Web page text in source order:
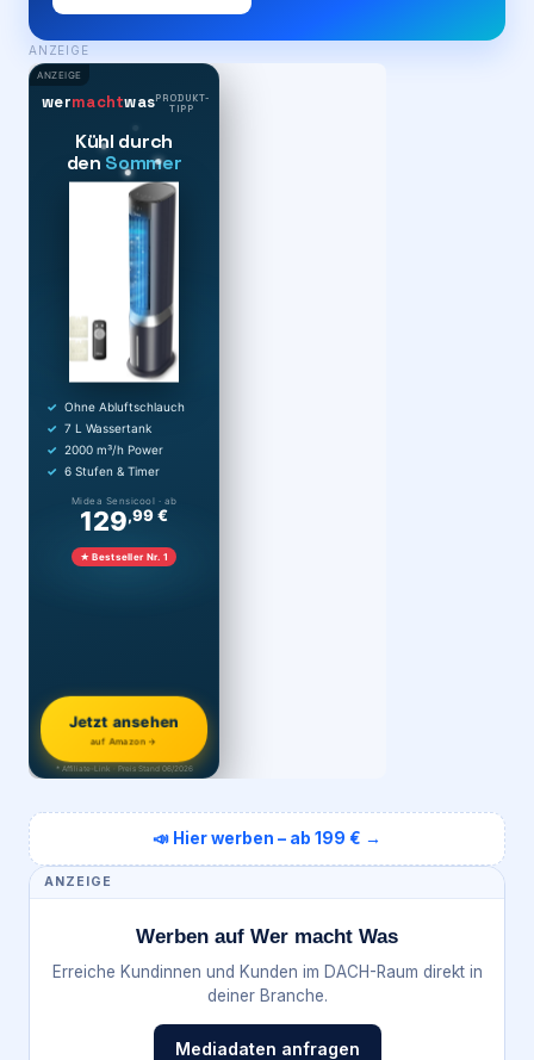
ANZEIGE
ANZEIGE
wermachtwasPRODUKT-
TIPP
Kühl durch
den Sommer
Ohne Abluftschlauch
7 L Wassertank
2000 m³/h Power
6 Stufen & Timer
Midea Sensicool · ab
129,99 €
★ Bestseller Nr. 1
Jetzt ansehen
auf Amazon →
* Affiliate-Link · Preis Stand 06/2026
📣 Hier werben – ab 199 € →
ANZEIGE
Werben auf Wer macht Was
Erreiche Kundinnen und Kunden im DACH-Raum direkt in
deiner Branche.
Mediadaten anfragen